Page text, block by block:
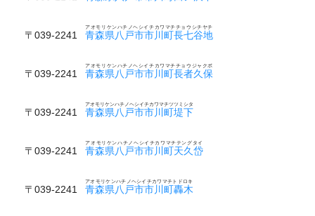
〒039-2241 青森県八戸市市川町長七谷地
アオモリケンハチノヘシイチカワマチチョウシチヤチ
〒039-2241 青森県八戸市市川町長者久保
アオモリケンハチノヘシイチカワマチチョウジャクボ
〒039-2241 青森県八戸市市川町堤下
アオモリケンハチノヘシイチカワマチツツミシタ
〒039-2241 青森県八戸市市川町天久岱
アオモリケンハチノヘシイチカワマチテングタイ
〒039-2241 青森県八戸市市川町轟木
アオモリケンハチノヘシイチカワマチトドロキ